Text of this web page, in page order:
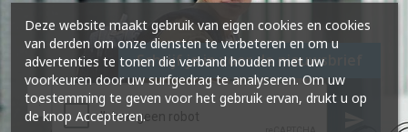
Schrijf je in voor de nieuwsbrief
Deze website maakt gebruik van eigen cookies en cookies
van derden om onze diensten te verbeteren en om u
advertenties te tonen die verband houden met uw
voorkeuren door uw surfgedrag te analyseren. Om uw
toestemming te geven voor het gebruik ervan, drukt u op
de knop Accepteren.